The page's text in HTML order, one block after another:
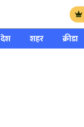
देश शहर क्रीडा